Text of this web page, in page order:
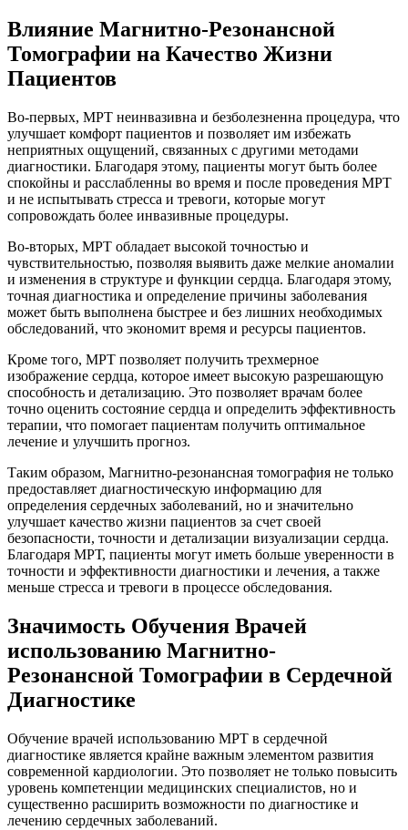
Влияние Магнитно-Резонансной
Томографии на Качество Жизни
Пациентов
Во-первых, МРТ неинвазивна и безболезненна процедура, что
улучшает комфорт пациентов и позволяет им избежать
неприятных ощущений, связанных с другими методами
диагностики. Благодаря этому, пациенты могут быть более
спокойны и расслабленны во время и после проведения МРТ
и не испытывать стресса и тревоги, которые могут
сопровождать более инвазивные процедуры.
Во-вторых, МРТ обладает высокой точностью и
чувствительностью, позволяя выявить даже мелкие аномалии
и изменения в структуре и функции сердца. Благодаря этому,
точная диагностика и определение причины заболевания
может быть выполнена быстрее и без лишних необходимых
обследований, что экономит время и ресурсы пациентов.
Кроме того, МРТ позволяет получить трехмерное
изображение сердца, которое имеет высокую разрешающую
способность и детализацию. Это позволяет врачам более
точно оценить состояние сердца и определить эффективность
терапии, что помогает пациентам получить оптимальное
лечение и улучшить прогноз.
Таким образом, Магнитно-резонансная томография не только
предоставляет диагностическую информацию для
определения сердечных заболеваний, но и значительно
улучшает качество жизни пациентов за счет своей
безопасности, точности и детализации визуализации сердца.
Благодаря МРТ, пациенты могут иметь больше уверенности в
точности и эффективности диагностики и лечения, а также
меньше стресса и тревоги в процессе обследования.
Значимость Обучения Врачей
использованию Магнитно-
Резонансной Томографии в Сердечной
Диагностике
Обучение врачей использованию МРТ в сердечной
диагностике является крайне важным элементом развития
современной кардиологии. Это позволяет не только повысить
уровень компетенции медицинских специалистов, но и
существенно расширить возможности по диагностике и
лечению сердечных заболеваний.